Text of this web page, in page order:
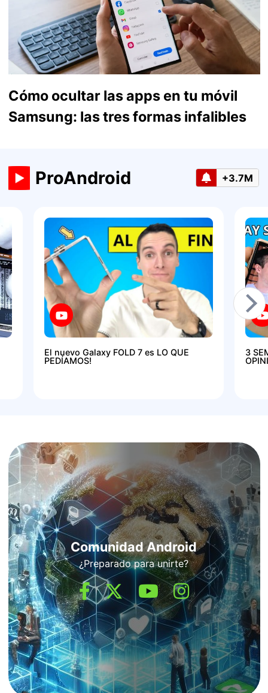
Cómo ocultar las apps en tu móvil
Samsung: las tres formas infalibles
ProAndroid +3.7M
El nuevo Galaxy FOLD 7 es LO QUE
PEDÍAMOS!
3
Comunidad Android
¿Preparado para unirte?